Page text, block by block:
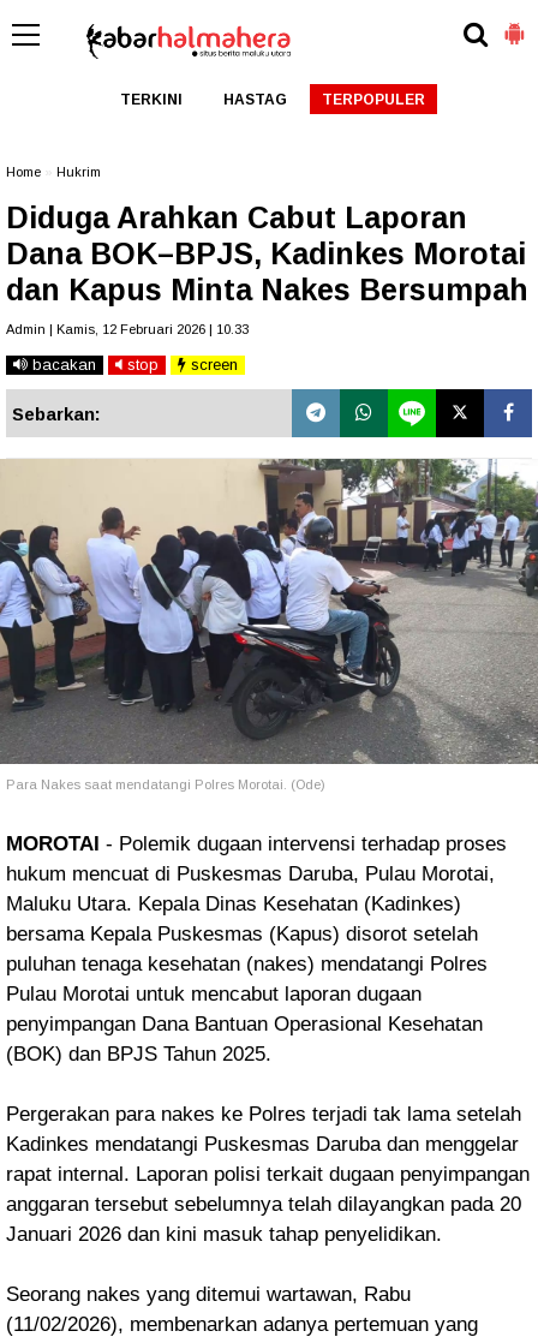
TERKINI HASTAG TERPOPULER
Home Hukrim
Diduga Arahkan Cabut Laporan
Dana BOK–BPJS, Kadinkes Morotai
dan Kapus Minta Nakes Bersumpah
Admin | Kamis, 12 Februari 2026 | 10.33
bacakan stop screen
Sebarkan:
Para Nakes saat mendatangi Polres Morotai. (Ode)
MOROTAI - Polemik dugaan intervensi terhadap proses
hukum mencuat di Puskesmas Daruba, Pulau Morotai,
Maluku Utara. Kepala Dinas Kesehatan (Kadinkes)
bersama Kepala Puskesmas (Kapus) disorot setelah
puluhan tenaga kesehatan (nakes) mendatangi Polres
Pulau Morotai untuk mencabut laporan dugaan
penyimpangan Dana Bantuan Operasional Kesehatan
(BOK) dan BPJS Tahun 2025.
Pergerakan para nakes ke Polres terjadi tak lama setelah
Kadinkes mendatangi Puskesmas Daruba dan menggelar
rapat internal. Laporan polisi terkait dugaan penyimpangan
anggaran tersebut sebelumnya telah dilayangkan pada 20
Januari 2026 dan kini masuk tahap penyelidikan.
Seorang nakes yang ditemui wartawan, Rabu
(11/02/2026), membenarkan adanya pertemuan yang